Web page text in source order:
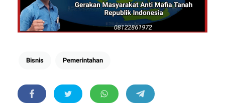
Bisnis Pemerintahan